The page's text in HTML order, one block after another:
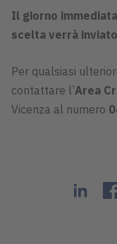
Il giorno
scelta verrà
Per qualsiasi
contattare l’Area
Vicenza al numero